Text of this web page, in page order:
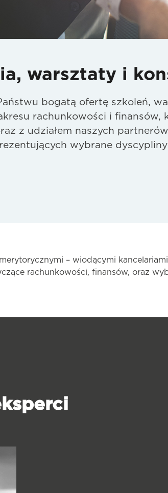
warsztaty i
bogatą ofertę szkoleń,
rachunkowości i finansów,
z udziałem naszych
wybrane
– wiodącymi
rachunkowości, finansów, oraz